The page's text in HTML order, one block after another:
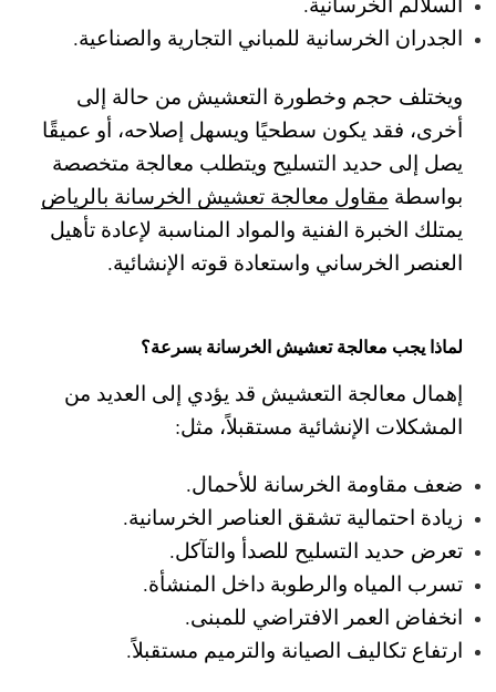
الجدران الخرسانية للمباني التجارية والصناعية.
ويختلف حجم وخطورة التعشيش من حالة إلى
أخرى، فقد يكون سطحيًا ويسهل إصلاحه، أو عميقًا
يصل إلى حديد التسليح ويتطلب معالجة متخصصة
بواسطة مقاول معالجة تعشيش الخرسانة بالرياض
يمتلك الخبرة الفنية والمواد المناسبة لإعادة تأهيل
العنصر الخرساني واستعادة قوته الإنشائية.
لماذا يجب معالجة تعشيش الخرسانة بسرعة؟
إهمال معالجة التعشيش قد يؤدي إلى العديد من
المشكلات الإنشائية مستقبلاً، مثل:
ضعف مقاومة الخرسانة للأحمال.
زيادة احتمالية تشقق العناصر الخرسانية.
تعرض حديد التسليح للصدأ والتآكل.
تسرب المياه والرطوبة داخل المنشأة.
انخفاض العمر الافتراضي للمبنى.
ارتفاع تكاليف الصيانة والترميم مستقبلاً.